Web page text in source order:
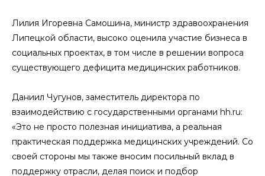
Лилия Игоревна Самошина, министр здравоохранения
Липецкой области, высоко оценила участие бизнеса в
социальных проектах, в том числе в решении вопроса
существующего дефицита медицинских работников.
Даниил Чугунов, заместитель директора по
взаимодействию с государственными органами hh.ru:
«Это не просто полезная инициатива, а реальная
практическая поддержка медицинских учреждений. Со
своей стороны мы также вносим посильный вклад в
поддержку отрасли, делая поиск и подбор